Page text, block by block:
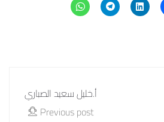
أ.خليل سعيد الصباري
Previous post